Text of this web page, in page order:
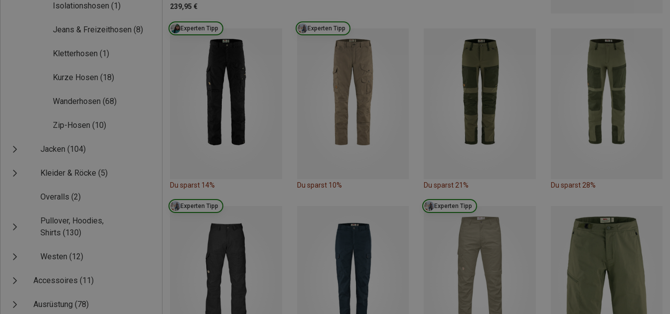
Isolationshosen (1)
Jeans & Freizeithosen (8)
Kletterhosen (1)
Kurze Hosen (18)
Wanderhosen (68)
Zip-Hosen (10)
Jacken (104)
Kleider & Röcke (5)
Overalls (2)
Pullover, Hoodies,
Shirts (130)
Westen (12)
Accessoires (11)
Ausrüstung (78)
239,95 €
Experten Tipp
Du sparst 14%
Experten Tipp
Du sparst 10% Du sparst 21% Du sparst 28%
Experten Tipp Experten Tipp